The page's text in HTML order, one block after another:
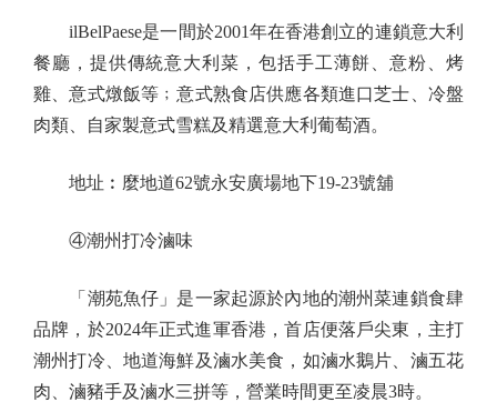
ilBelPaese是一間於2001年在香港創立的連鎖意大利
餐廳，提供傳統意大利菜，包括手工薄餅、意粉、烤
雞、意式燉飯等﹔意式熟食店供應各類進口芝士、冷盤
肉類、自家製意式雪糕及精選意大利葡萄酒。
地址︰麼地道62號永安廣場地下19-23號舖
④潮州打冷滷味
「潮苑魚仔」是一家起源於內地的潮州菜連鎖食肆
品牌，於2024年正式進軍香港，首店便落戶尖東，主打
潮州打冷、地道海鮮及滷水美食，如滷水鵝片、滷五花
肉、滷豬手及滷水三拼等，營業時間更至凌晨3時。